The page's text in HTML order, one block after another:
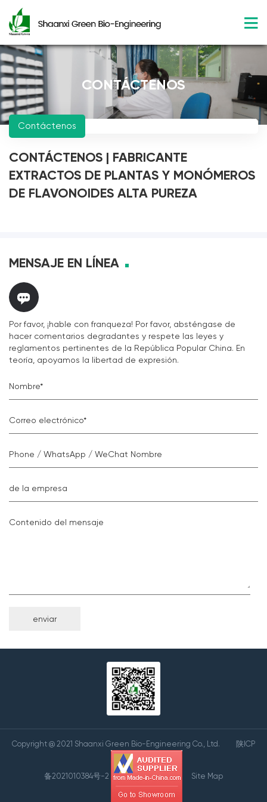
CONTÁCTENOS
Contáctenos
CONTÁCTENOS | FABRICANTE
EXTRACTOS DE PLANTAS Y MONÓMEROS
DE FLAVONOIDES ALTA PUREZA
MENSAJE EN LÍNEA
Por favor, ¡hable con franqueza! Por favor, absténgase de
hacer comentarios degradantes y respete las leyes y
reglamentos pertinentes de la República Popular China. En
teoría, apoyamos la libertad de expresión.
Nombre*
Correo electrónico*
Phone / WhatsApp / WeChat Nombre
de la empresa
Contenido del mensaje
Copyright @ 2021 Shaanxi Green Bio-Engineering Co., Ltd. 陕ICP
备2021010384号-2 Site Map